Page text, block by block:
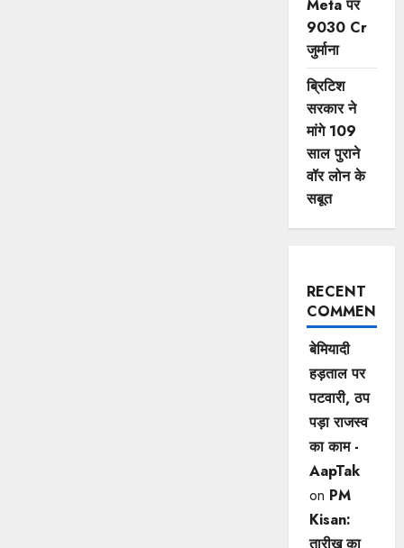
Meta पर
9030 Cr
जुर्माना
ब्रिटिश
सरकार ने
मांगे 109
साल पुराने
वॉर लोन के
सबूत
RECENT
COMMENTS
बेमियादी
हड़ताल पर
पटवारी, ठप
पड़ा राजस्व
का काम -
AapTak
on PM
Kisan: